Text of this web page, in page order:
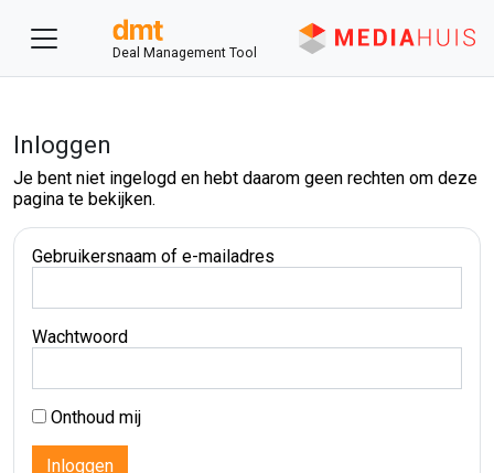
Deal Management Tool
Inloggen
Je bent niet ingelogd en hebt daarom geen rechten om deze
pagina te bekijken.
Gebruikersnaam of e-mailadres
Wachtwoord
Onthoud mij